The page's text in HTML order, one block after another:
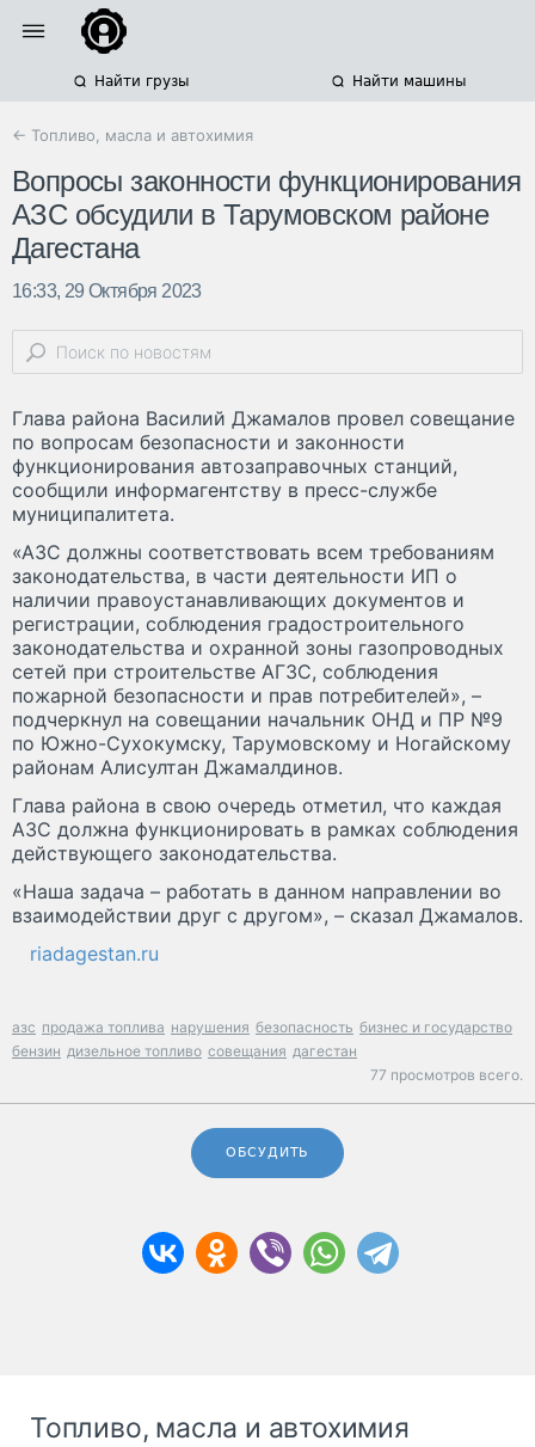
Найти грузы Найти машины
← Топливо, масла и автохимия
Вопросы законности функционирования
АЗС обсудили в Тарумовском районе
Дагестана
16:33, 29 Октября 2023
Глава района Василий Джамалов провел совещание
по вопросам безопасности и законности
функционирования автозаправочных станций,
сообщили информагентству в пресс-службе
муниципалитета.
«АЗС должны соответствовать всем требованиям
законодательства, в части деятельности ИП о
наличии правоустанавливающих документов и
регистрации, соблюдения градостроительного
законодательства и охранной зоны газопроводных
сетей при строительстве АГЗС, соблюдения
пожарной безопасности и прав потребителей», –
подчеркнул на совещании начальник ОНД и ПР №9
по Южно-Сухокумску, Тарумовскому и Ногайскому
районам Алисултан Джамалдинов.
Глава района в свою очередь отметил, что каждая
АЗС должна функционировать в рамках соблюдения
действующего законодательства.
«Наша задача – работать в данном направлении во
взаимодействии друг с другом», – сказал Джамалов.
riadagestan.ru
азс продажа топлива нарушения безопасность бизнес и государство
бензин дизельное топливо совещания дагестан
77 просмотров всего.
ОБСУДИТЬ
Топливо, масла и автохимия